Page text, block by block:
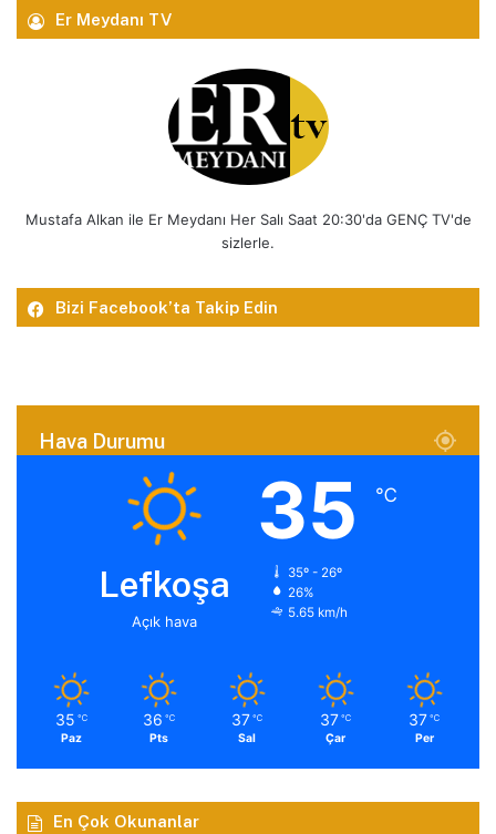
Er Meydanı TV
Mustafa Alkan ile Er Meydanı Her Salı Saat 20:30'da GENÇ TV'de
sizlerle.
Bizi Facebook’ta Takip Edin
Hava Durumu
Lefkoşa
Açık hava
35 ℃
35º - 26º
26%
5.65 km/h
35 ℃
Paz
36 ℃
Pts
37 ℃
Sal
37 ℃
Çar
37 ℃
Per
En Çok Okunanlar